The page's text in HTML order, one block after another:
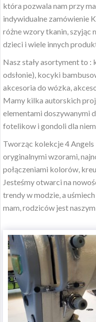
która pozwala nam przy
indywidualne zamówienie
różne wzory tkanin, szyjąc
dzieci i wiele innych
Nasz stały asortyment to
odsłonie), kocyki
akcesoria do wózka,
Mamy kilka autorskich
elementami doszywanymi
fotelikow i gondoli dla
Tworząc kolekcje 4
oryginalnymi wzorami,
połączeniami kolorów,
Jesteśmy otwarci na
trendy w modzie, a
mam, rodziców jest